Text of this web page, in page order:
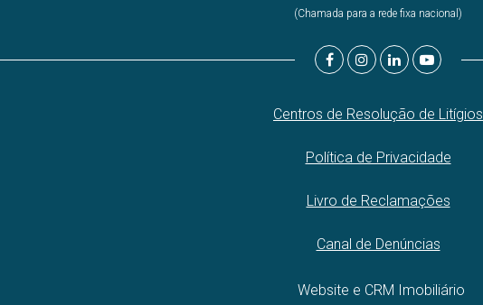
(Chamada para a rede fixa nacional)
Centros de Resolução de Litígios
Política de Privacidade
Livro de Reclamações
Canal de Denúncias
Website e CRM Imobiliário